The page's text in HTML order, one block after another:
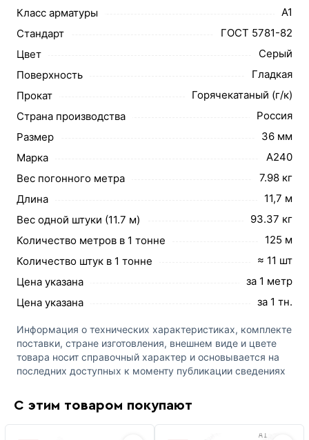
Класс арматуры
А1
Стандарт
ГОСТ 5781-82
Цвет
Серый
Поверхность
Гладкая
Прокат
Горячекатаный (г/к)
Страна производства
Россия
Размер
36 мм
Марка
А240
Вес погонного метра
7.98 кг
Длина
11,7 м
Вес одной штуки (11.7 м)
93.37 кг
Количество метров в 1 тонне
125 м
Количество штук в 1 тонне
≈ 11 шт
Цена указана
за 1 метр
Цена указана
за 1 тн.
Информация о технических характеристиках, комплекте
поставки, стране изготовления, внешнем виде и цвете
товара носит справочный характер и основывается на
последних доступных к моменту публикации сведениях
С этим товаром покупают